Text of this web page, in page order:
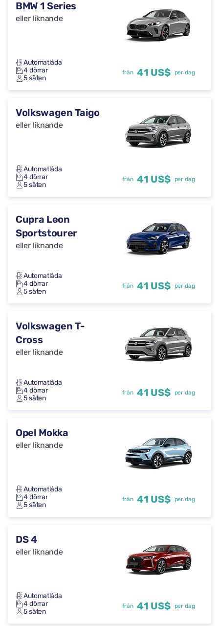
BMW 1 Series
eller liknande
Automatlåda
4 dörrar
5 säten
från 41 US$ per dag
Volkswagen Taigo
eller liknande
Automatlåda
4 dörrar
5 säten
från 41 US$ per dag
Cupra Leon
Sportstourer
eller liknande
Automatlåda
4 dörrar
5 säten
från 41 US$ per dag
Volkswagen T-
Cross
eller liknande
Automatlåda
4 dörrar
5 säten
från 41 US$ per dag
Opel Mokka
eller liknande
Automatlåda
4 dörrar
5 säten
från 41 US$ per dag
DS 4
eller liknande
Automatlåda
4 dörrar
5 säten
från 41 US$ per dag